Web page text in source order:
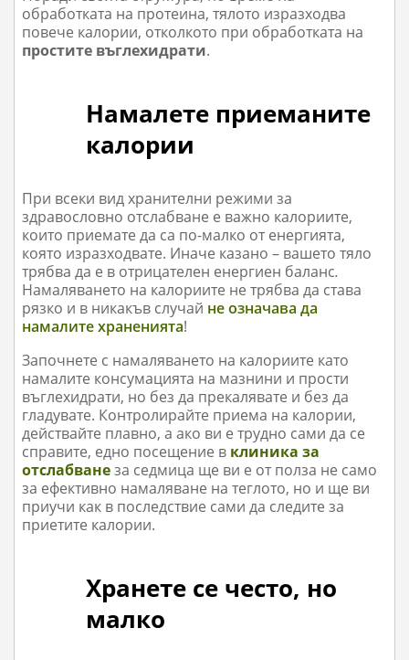
обработката на протеина, тялото изразходва
повече калории, отколкото при обработката на
простите въглехидрати.
Намалете приеманите
калории
При всеки вид хранителни режими за
здравословно отслабване е важно калориите,
които приемате да са по-малко от енергията,
която изразходвате. Иначе казано – вашето тяло
трябва да е в отрицателен енергиен баланс.
Намаляването на калориите не трябва да става
рязко и в никакъв случай не означава да
намалите храненията!
Започнете с намаляването на калориите като
намалите консумацията на мазнини и прости
въглехидрати, но без да прекалявате и без да
гладувате. Контролирайте приема на калории,
действайте плавно, а ако ви е трудно сами да се
справите, едно посещение в клиника за
отслабванеза седмица ще ви е от полза не само
за ефективно намаляване на теглото, но и ще ви
приучи как в последствие сами да следите за
приетите калории.
Хранете се често, но
малко